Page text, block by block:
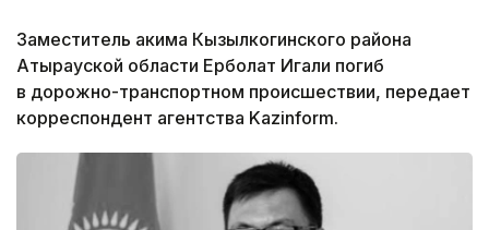
Заместитель акима Кызылкогинского района
Атырауской области Ерболат Игали погиб
в дорожно-транспортном происшествии, передает
корреспондент агентства Kazinform.